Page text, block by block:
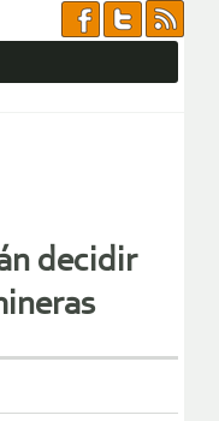
decidir